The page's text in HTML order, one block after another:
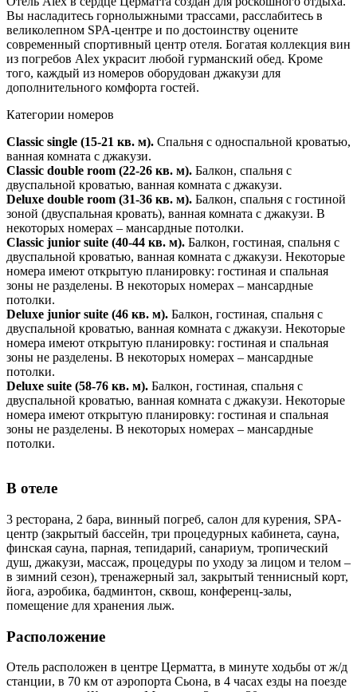
Вы насладитесь горнолыжными трассами, расслабитесь в
великолепном SPA-центре и по достоинству оцените
современный спортивный центр отеля. Богатая коллекция вин
из погребов Alex украсит любой гурманский обед. Кроме
того, каждый из номеров оборудован джакузи для
дополнительного комфорта гостей.
Категории номеров
Classic single (15-21 кв. м). Спальня с односпальной кроватью,
ванная комната с джакузи.
Classic double room (22-26 кв. м). Балкон, спальня с
двуспальной кроватью, ванная комната с джакузи.
Deluxe double room (31-36 кв. м). Балкон, спальня с гостиной
зоной (двуспальная кровать), ванная комната с джакузи. В
некоторых номерах – мансардные потолки.
Classic junior suite (40-44 кв. м). Балкон, гостиная, спальня с
двуспальной кроватью, ванная комната с джакузи. Некоторые
номера имеют открытую планировку: гостиная и спальная
зоны не разделены. В некоторых номерах – мансардные
потолки.
Deluxe junior suite (46 кв. м). Балкон, гостиная, спальня с
двуспальной кроватью, ванная комната с джакузи. Некоторые
номера имеют открытую планировку: гостиная и спальная
зоны не разделены. В некоторых номерах – мансардные
потолки.
Deluxe suite (58-76 кв. м). Балкон, гостиная, спальня с
двуспальной кроватью, ванная комната с джакузи. Некоторые
номера имеют открытую планировку: гостиная и спальная
зоны не разделены. В некоторых номерах – мансардные
потолки.
В отеле
3 ресторана, 2 бара, винный погреб, салон для курения, SPA-
центр (закрытый бассейн, три процедурных кабинета, сауна,
финская сауна, парная, тепидарий, санариум, тропический
душ, джакузи, массаж, процедуры по уходу за лицом и телом –
в зимний сезон), тренажерный зал, закрытый теннисный корт,
йога, аэробика, бадминтон, сквош, конференц-залы,
помещение для хранения лыж.
Расположение
Отель расположен в центре Церматта, в минуте ходьбы от ж/д
станции, в 70 км от аэропорта Сьона, в 4 часах езды на поезде